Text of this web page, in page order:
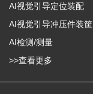
AI视觉引导定位装配
AI视觉引导冲压件装筐
AI检测/测量
>>查看更多